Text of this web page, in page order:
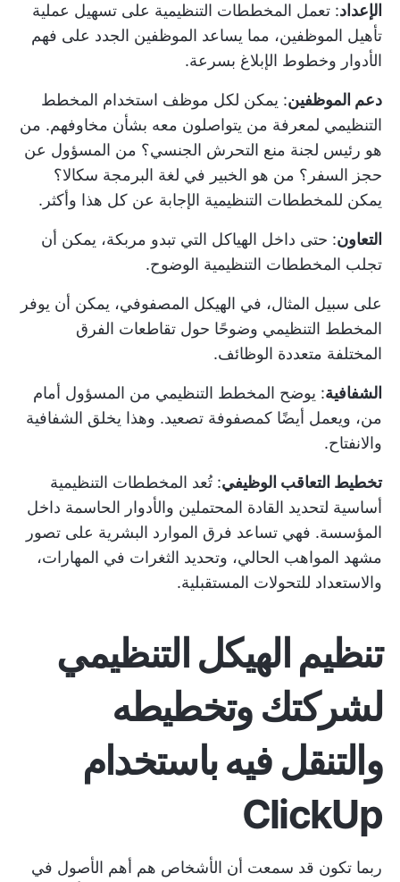
الإعداد: تعمل المخططات التنظيمية على تسهيل عملية
تأهيل الموظفين، مما يساعد الموظفين الجدد على فهم
الأدوار وخطوط الإبلاغ بسرعة.
دعم الموظفين: يمكن لكل موظف استخدام المخطط
التنظيمي لمعرفة من يتواصلون معه بشأن مخاوفهم. من
هو رئيس لجنة منع التحرش الجنسي؟ من المسؤول عن
حجز السفر؟ من هو الخبير في لغة البرمجة سكالا؟
يمكن للمخططات التنظيمية الإجابة عن كل هذا وأكثر.
التعاون: حتى داخل الهياكل التي تبدو مربكة، يمكن أن
تجلب المخططات التنظيمية الوضوح.
على سبيل المثال، في الهيكل المصفوفي، يمكن أن يوفر
المخطط التنظيمي وضوحًا حول تقاطعات الفرق
المختلفة متعددة الوظائف.
الشفافية: يوضح المخطط التنظيمي من المسؤول أمام
من، ويعمل أيضًا كمصفوفة تصعيد. وهذا يخلق الشفافية
والانفتاح.
تخطيط التعاقب الوظيفي: تُعد المخططات التنظيمية
أساسية لتحديد القادة المحتملين والأدوار الحاسمة داخل
المؤسسة. فهي تساعد فرق الموارد البشرية على تصور
مشهد المواهب الحالي، وتحديد الثغرات في المهارات،
والاستعداد للتحولات المستقبلية.
تنظيم الهيكل التنظيمي
لشركتك وتخطيطه
والتنقل فيه باستخدام
ClickUp
ربما تكون قد سمعت أن الأشخاص هم أهم الأصول في